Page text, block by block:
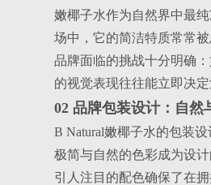
嫩椰子水作为自然界中最
场中，它的简洁特质常常被
品牌面临的挑战十分明确
的视觉表现往往能立即决定
02 品牌包装设计：自然
B Natural嫩椰子水的包装
极简与自然的色彩成为设
引人注目的配色确保了在